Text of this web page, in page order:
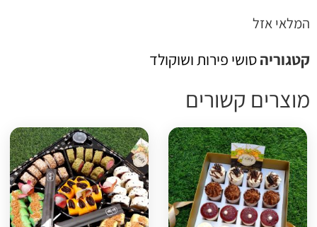
אזל
סושי פירות ושוקולד
קשורים